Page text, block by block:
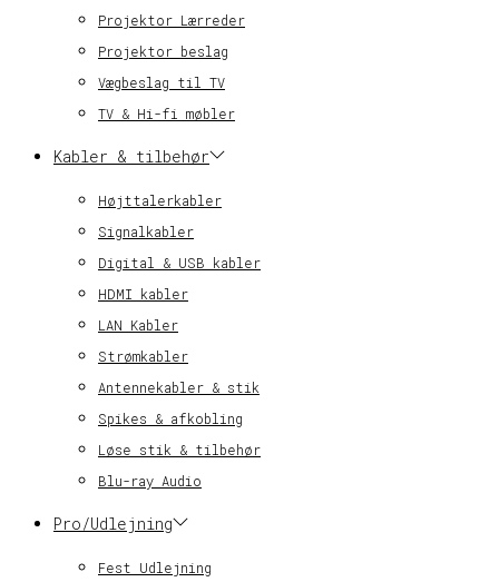
Projektor Lærreder
Projektor beslag
Vægbeslag til TV
TV & Hi-fi møbler
Kabler & tilbehør
Højttalerkabler
Signalkabler
Digital & USB kabler
HDMI kabler
LAN Kabler
Strømkabler
Antennekabler & stik
Spikes & afkobling
Løse stik & tilbehør
Blu-ray Audio
Pro/Udlejning
Fest Udlejning